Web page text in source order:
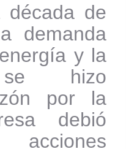
década de
demanda
y la
se hizo
por la
debió